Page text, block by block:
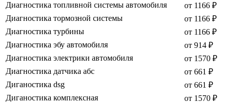
Диагностика топливной системы автомобиля
от 1166 ₽
Диагностика тормозной системы
от 1166 ₽
Диагностика турбины
от 1166 ₽
Диагностика эбу автомобиля
от 914 ₽
Диагностика электрики автомобиля
от 1570 ₽
Диагностика датчика абс
от 661 ₽
Диганостика dsg
от 661 ₽
Диганостика комплексная
от 1570 ₽